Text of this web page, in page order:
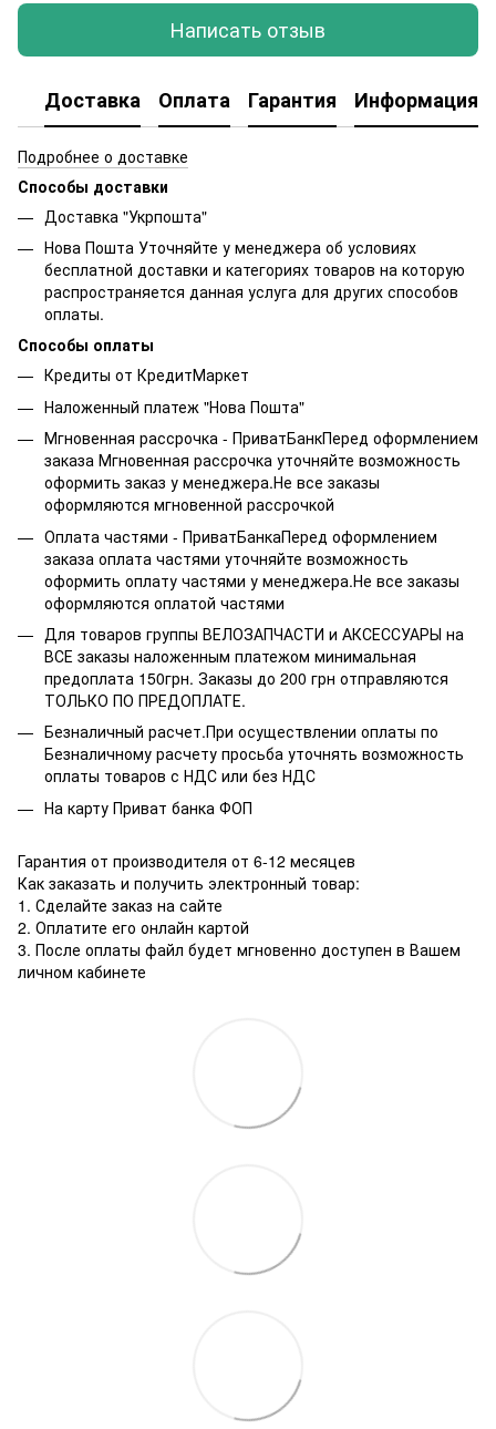
Написать отзыв
Доставка Оплата Гарантия Информация
Подробнее о доставке
Способы доставки
Доставка "Укрпошта"
Нова Пошта Уточняйте у менеджера об условиях
бесплатной доставки и категориях товаров на которую
распространяется данная услуга для других способов
оплаты.
Способы оплаты
Кредиты от КредитМаркет
Наложенный платеж "Нова Пошта"
Мгновенная рассрочка - ПриватБанкПеред оформлением
заказа Мгновенная рассрочка уточняйте возможность
оформить заказ у менеджера.Не все заказы
оформляются мгновенной рассрочкой
Оплата частями - ПриватБанкаПеред оформлением
заказа оплата частями уточняйте возможность
оформить оплату частями у менеджера.Не все заказы
оформляются оплатой частями
Для товаров группы ВЕЛОЗАПЧАСТИ и АКСЕССУАРЫ на
ВСЕ заказы наложенным платежом минимальная
предоплата 150грн. Заказы до 200 грн отправляются
ТОЛЬКО ПО ПРЕДОПЛАТЕ.
Безналичный расчет.При осуществлении оплаты по
Безналичному расчету просьба уточнять возможность
оплаты товаров с НДС или без НДС
На карту Приват банка ФОП
Гарантия от производителя от 6-12 месяцев
Как заказать и получить электронный товар:
1. Сделайте заказ на сайте
2. Оплатите его онлайн картой
3. После оплаты файл будет мгновенно доступен в Вашем
личном кабинете